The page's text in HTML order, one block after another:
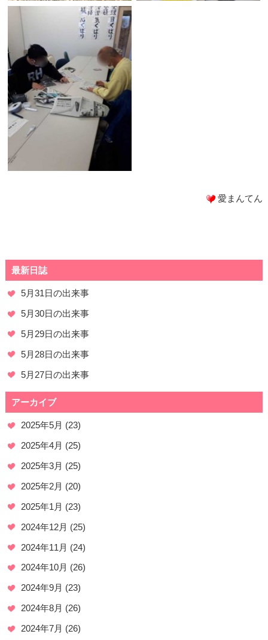
愛まんてん
最新日誌
5月31日の出来事
5月30日の出来事
5月29日の出来事
5月28日の出来事
5月27日の出来事
アーカイブ
2025年5月 (23)
2025年4月 (25)
2025年3月 (25)
2025年2月 (20)
2025年1月 (23)
2024年12月 (25)
2024年11月 (24)
2024年10月 (26)
2024年9月 (23)
2024年8月 (26)
2024年7月 (26)